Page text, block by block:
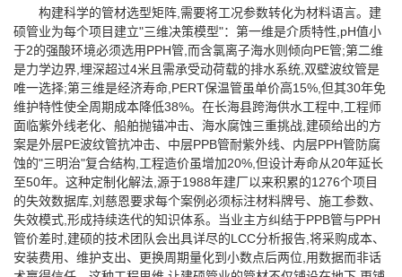
构建科学的管材选型矩阵,需要将工况参数转化为材料语言。建
硕管业为每个项目建立"三维决策模型"：第一维是介质特性,pH值小
于2的强酸环境必须选用PPH管,而含氯离子海水则倾向PE管;第二维
是力学边界,埋深超过4米且需承受动荷载的排水系统,双壁波纹管是
唯一选择;第三维是经济寿命,PERT保温管虽单价高15%,但其30年免
维护特性使全周期成本降低38%。在长海县跨海供水工程中,工程师
面临紫外线老化、船舶抛锚冲击、海水腐蚀三重挑战,建硕给出的方
案是外层PE波纹管抗冲击、中层PPB管耐紫外线、内层PPH管防腐
蚀的"三明治"复合结构,工程造价虽增加20%,但设计寿命从20年延长
至50年。这种定制化解法,源于1988年建厂以来积累的1276个项目
的失效数据库,刘慈恩要求每个案例必须标注材料牌号、施工参数、
失效模式,形成持续迭代的知识体系。当业主方纠结于PPB管与PPH
管价差时,建硕的技术团队会出具详尽的LCC分析报告,将采购成本、
安装费用、维护支出、更换周期量化到小数点后两位,用数据而非话